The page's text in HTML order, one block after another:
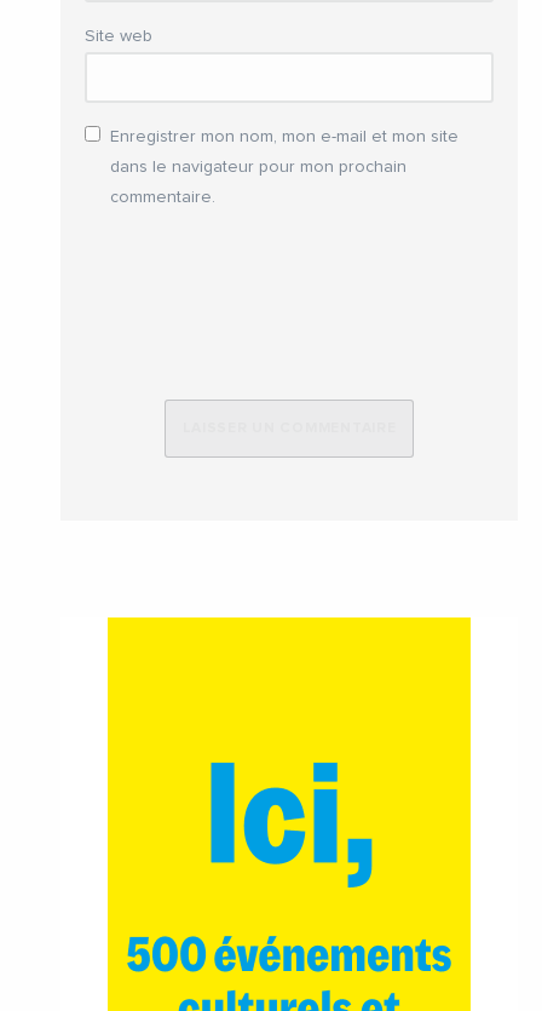
Site web
Enregistrer mon nom, mon e-mail et mon site
dans le navigateur pour mon prochain
commentaire.